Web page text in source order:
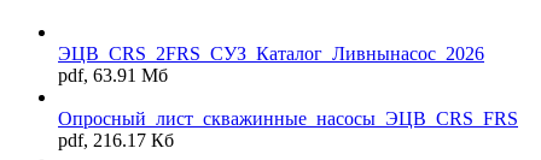
ЭЦВ_CRS_2FRS_СУЗ_Каталог_Ливнынасос_2026
pdf, 63.91 Мб
Опросный_лист_скважинные_насосы_ЭЦВ_CRS_FRS
pdf, 216.17 Кб